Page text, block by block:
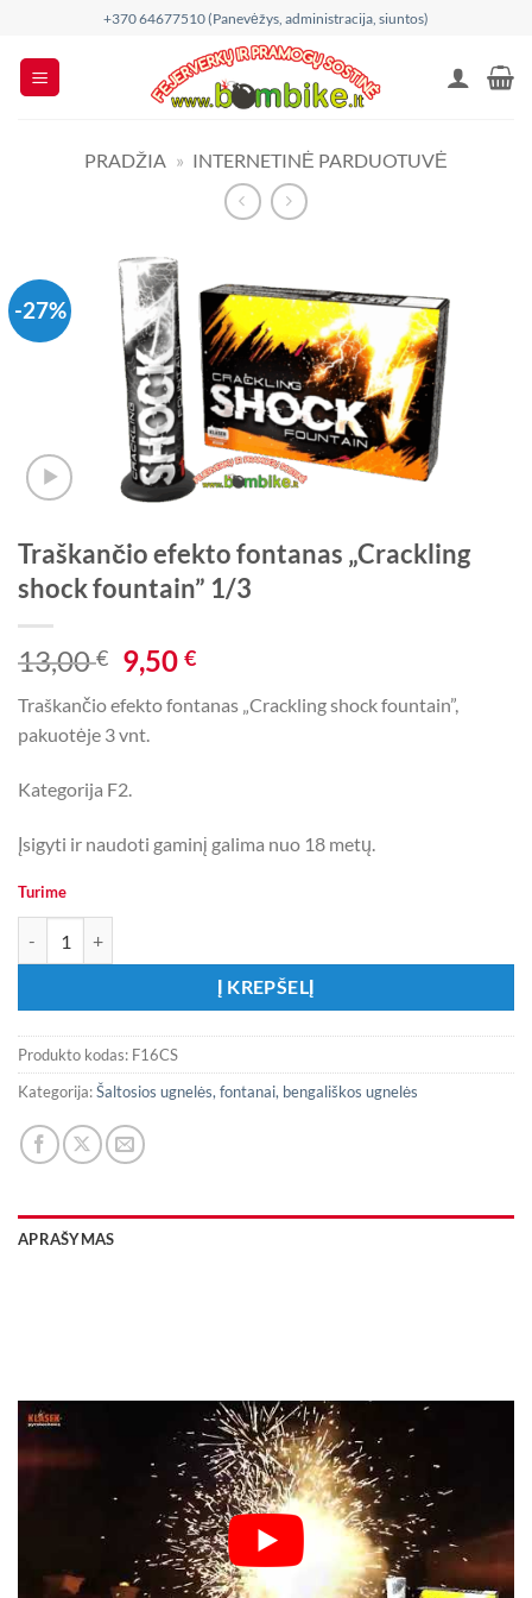
content
+370 64677510 (Panevėžys, administracija, siuntos)
PRADŽIA » INTERNETINĖ PARDUOTUVĖ
-27%
Traškančio efekto fontanas „Crackling
shock fountain” 1/3
13,00€ Original
price
was:
13,00 €.
9,50€Current
is:
Traškančio efekto fontanas „Crackling shock fountain”,
pakuotėje 3 vnt.
Kategorija F2.
Įsigyti ir naudoti gaminį galima nuo 18 metų.
Turime
Į KREPŠELĮ
Produkto kodas: F16CS
Kategorija:Šaltosios ugnelės, fontanai, bengališkos ugnelės
APRAŠYMAS